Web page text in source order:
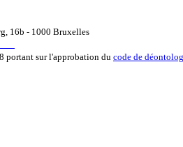
16b - 1000 Bruxelles
portant sur l'approbation du code de